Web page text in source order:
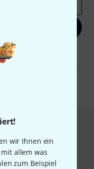
wir Ihnen ein
allem was
zum Beispiel
dem Erhalt von E-Mail-
zu. Die
finden Sie in